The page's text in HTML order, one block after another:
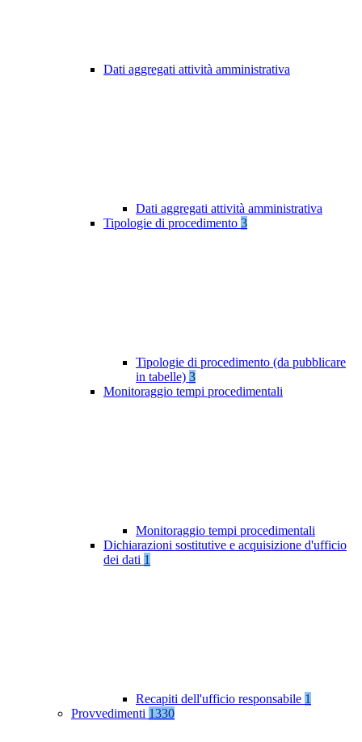
Dati aggregati attività amministrativa
Dati aggregati attività amministrativa
Tipologie di procedimento 3
Tipologie di procedimento (da pubblicare
in tabelle) 3
Monitoraggio tempi procedimentali
Monitoraggio tempi procedimentali
Dichiarazioni sostitutive e acquisizione d'ufficio
dei dati 1
Recapiti dell'ufficio responsabile 1
Provvedimenti 1330